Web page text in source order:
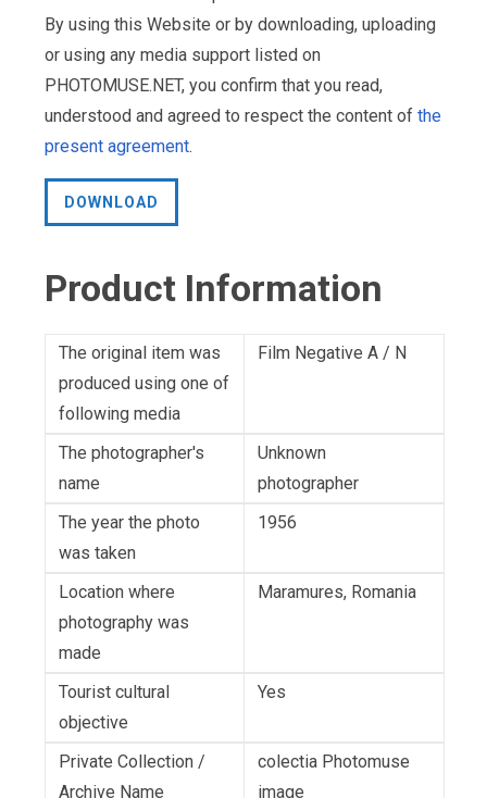
By using this Website or by downloading, uploading
or using any media support listed on
PHOTOMUSE.NET, you confirm that you read,
understood and agreed to respect the content of the
present agreement.
DOWNLOAD
Product Information
The original item was
produced using one of
following media
Film Negative A / N
The photographer's
name
Unknown
photographer
The year the photo
was taken
1956
Location where
photography was
made
Maramures, Romania
Tourist cultural
objective
Yes
Private Collection /
Archive Name
colectia Photomuse
image